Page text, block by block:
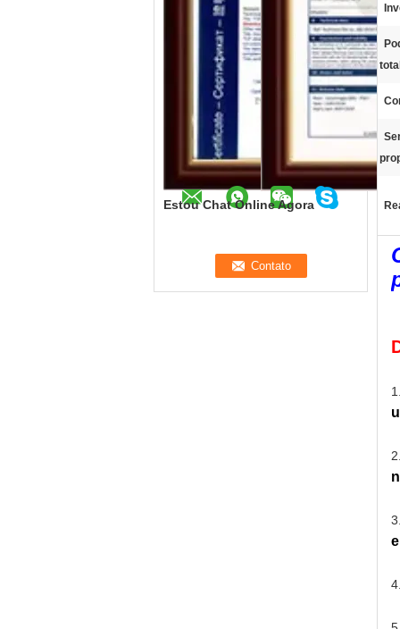
Estou Chat Online Agora